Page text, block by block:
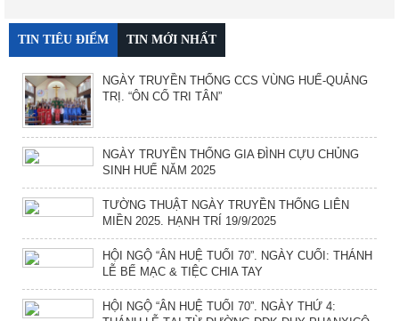
TIN TIÊU ĐIỂM TIN MỚI NHẤT
NGÀY TRUYỀN THỐNG CCS VÙNG HUẾ-QUẢNG
TRỊ. “ÔN CỐ TRI TÂN”
NGÀY TRUYỀN THỐNG GIA ĐÌNH CỰU CHỦNG
SINH HUẾ NĂM 2025
TƯỜNG THUẬT NGÀY TRUYỀN THỐNG LIÊN
MIỀN 2025. HẠNH TRÍ 19/9/2025
HỘI NGỘ “ÂN HUỆ TUỔI 70”. NGÀY CUỐI: THÁNH
LỄ BẾ MẠC & TIỆC CHIA TAY
HỘI NGỘ “ÂN HUỆ TUỔI 70”. NGÀY THỨ 4: